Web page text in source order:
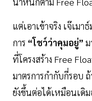
แต่เอาเข้าจริง เจ๊เมา
การ “โชว์ว่าคุมอยู่” ม
ที่โครงสร้าง Free
มาตรการกำกับกี่รอบ
ยังขึ้นต่อได้เหมือนเดิ